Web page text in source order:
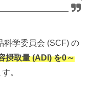
科学委員会 (SCF) の
摂取量 (ADI) を0～
。